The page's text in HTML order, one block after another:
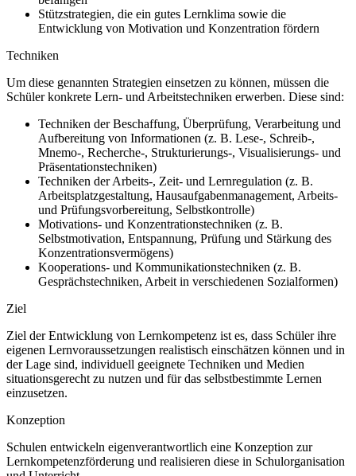
Stützstrategien, die ein gutes Lernklima sowie die
Entwicklung von Motivation und Konzentration fördern
Techniken
Um diese genannten Strategien einsetzen zu können, müssen die
Schüler konkrete Lern- und Arbeitstechniken erwerben. Diese sind:
Techniken der Beschaffung, Überprüfung, Verarbeitung und
Aufbereitung von Informationen (z. B. Lese-, Schreib-,
Mnemo-, Recherche-, Strukturierungs-, Visualisierungs- und
Präsentationstechniken)
Techniken der Arbeits-, Zeit- und Lernregulation (z. B.
Arbeitsplatzgestaltung, Hausaufgabenmanagement, Arbeits-
und Prüfungsvorbereitung, Selbstkontrolle)
Motivations- und Konzentrationstechniken (z. B.
Selbstmotivation, Entspannung, Prüfung und Stärkung des
Konzentrationsvermögens)
Kooperations- und Kommunikationstechniken (z. B.
Gesprächstechniken, Arbeit in verschiedenen Sozialformen)
Ziel
Ziel der Entwicklung von Lernkompetenz ist es, dass Schüler ihre
eigenen Lernvoraussetzungen realistisch einschätzen können und in
der Lage sind, individuell geeignete Techniken und Medien
situationsgerecht zu nutzen und für das selbstbestimmte Lernen
einzusetzen.
Konzeption
Schulen entwickeln eigenverantwortlich eine Konzeption zur
Lernkompetenzförderung und realisieren diese in Schulorganisation